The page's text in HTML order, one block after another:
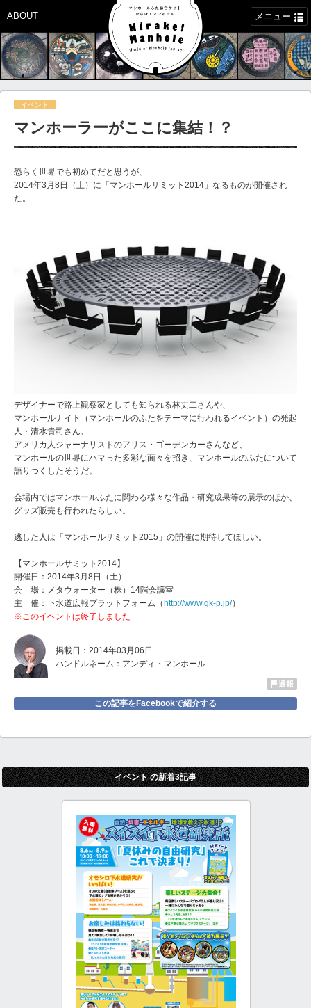
ABOUT メニュー
イベント
マンホーラーがここに集結！？
恐らく世界でも初めてだと思うが、
2014年3月8日（土）に「マンホールサミット2014」なるものが開催され
た。
デザイナーで路上観察家としても知られる林丈二さんや、
マンホールナイト（マンホールのふたをテーマに行われるイベント）の発起
人・清水貴司さん、
アメリカ人ジャーナリストのアリス・ゴーデンカーさんなど、
マンホールの世界にハマった多彩な面々を招き、マンホールのふたについて
語りつくしたそうだ。
会場内ではマンホールふたに関わる様々な作品・研究成果等の展示のほか、
グッズ販売も行われたらしい。
逃した人は「マンホールサミット2015」の開催に期待してほしい。
【マンホールサミット2014】
開催日：2014年3月8日（土）
会 場：メタウォーター（株）14階会議室
主 催：下水道広報プラットフォーム（ http://www.gk-p.jp/）
※このイベントは終了しました
掲載日：2014年03月06日
ハンドルネーム：アンディ・マンホール
この記事をFacebookで紹介する
イベント の新着3記事